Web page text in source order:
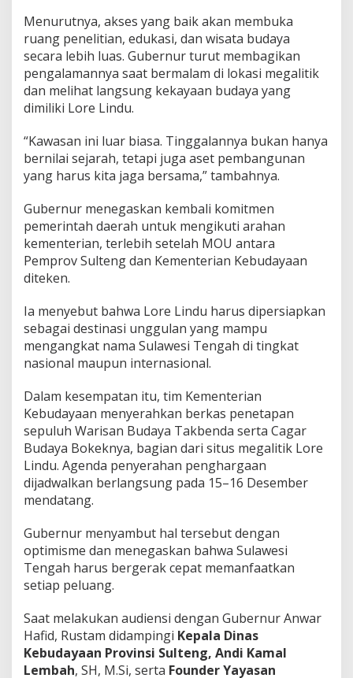
Menurutnya, akses yang baik akan membuka
ruang penelitian, edukasi, dan wisata budaya
secara lebih luas. Gubernur turut membagikan
pengalamannya saat bermalam di lokasi megalitik
dan melihat langsung kekayaan budaya yang
dimiliki Lore Lindu.
“Kawasan ini luar biasa. Tinggalannya bukan hanya
bernilai sejarah, tetapi juga aset pembangunan
yang harus kita jaga bersama,” tambahnya.
Gubernur menegaskan kembali komitmen
pemerintah daerah untuk mengikuti arahan
kementerian, terlebih setelah MOU antara
Pemprov Sulteng dan Kementerian Kebudayaan
diteken.
Ia menyebut bahwa Lore Lindu harus dipersiapkan
sebagai destinasi unggulan yang mampu
mengangkat nama Sulawesi Tengah di tingkat
nasional maupun internasional.
Dalam kesempatan itu, tim Kementerian
Kebudayaan menyerahkan berkas penetapan
sepuluh Warisan Budaya Takbenda serta Cagar
Budaya Bokeknya, bagian dari situs megalitik Lore
Lindu. Agenda penyerahan penghargaan
dijadwalkan berlangsung pada 15–16 Desember
mendatang.
Gubernur menyambut hal tersebut dengan
optimisme dan menegaskan bahwa Sulawesi
Tengah harus bergerak cepat memanfaatkan
setiap peluang.
Saat melakukan audiensi dengan Gubernur Anwar
Hafid, Rustam didampingi Kepala Dinas
Kebudayaan Provinsi Sulteng, Andi Kamal
Lembah, SH, M.Si, serta Founder Yayasan